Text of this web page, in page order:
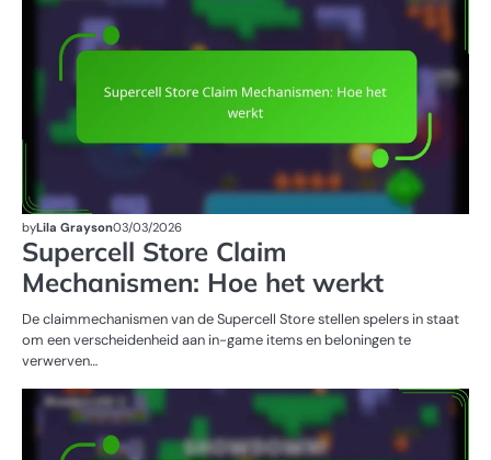
byLila Grayson03/03/2026
Supercell Store Claim
Mechanismen: Hoe het werkt
De claimmechanismen van de Supercell Store stellen spelers in staat
om een verscheidenheid aan in-game items en beloningen te
verwerven…